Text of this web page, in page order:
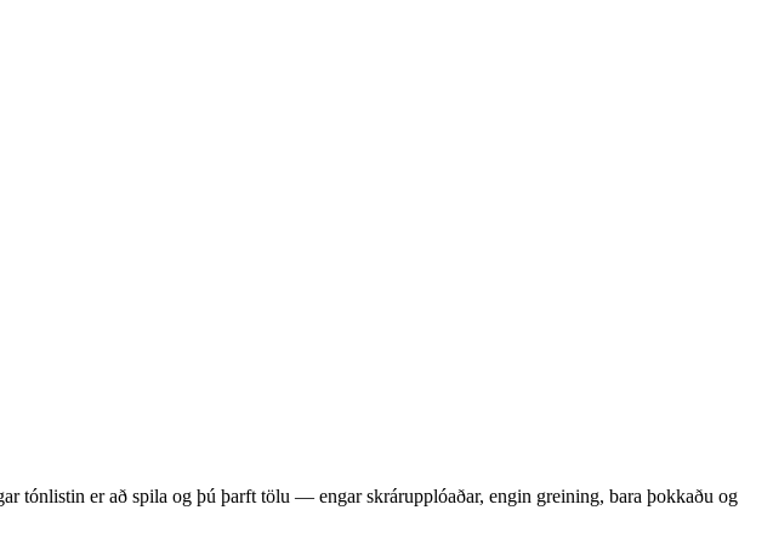
tónlistin er að spila og þú þarft tölu — engar skrárupplóaðar, engin greining, bara þokkaðu og